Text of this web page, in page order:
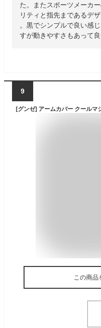
た。またスポーツメーカ
リティと指先まであるデ
。黒でシンプルで良い感
すが動きやすさもあって良
9
この商品